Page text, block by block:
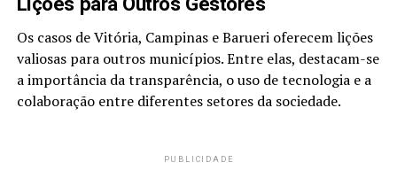
Os casos de Vitória, Campinas e Barueri oferecem lições
valiosas para outros municípios. Entre elas, destacam-se
a importância da transparência, o uso de tecnologia e a
colaboração entre diferentes setores da sociedade.
PUBLICIDADE